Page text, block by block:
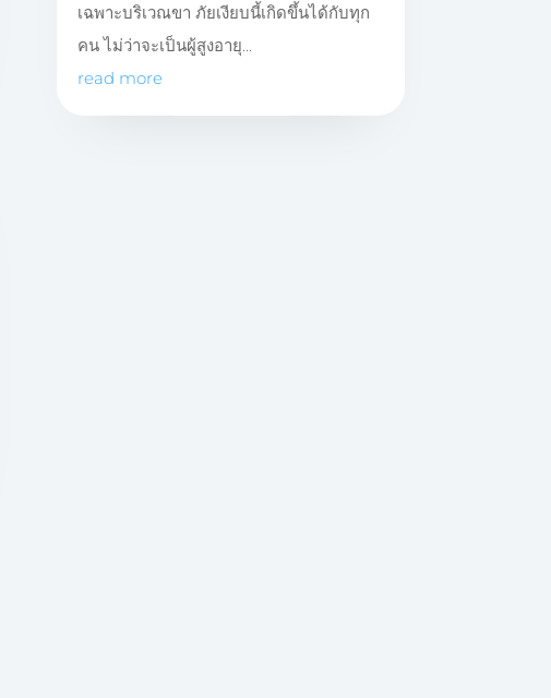
เฉพาะบริเวณขา ภัยเงียบนี้เกิดขึ้นได้กับทุก
คน ไม่ว่าจะเป็นผู้สูงอายุ...
read more